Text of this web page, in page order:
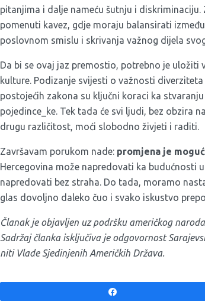
pitanjima i dalje nameću šutnju i
pomenuti kavez, gdje moraju balansirati
poslovnom smislu i skrivanja važnog dijela
Da bi se ovaj jaz premostio, potrebno je
kulture. Podizanje svijesti o važnosti
postojećih zakona su ključni koraci ka
pojedince_ke. Tek tada će svi ljudi, bez obzira
drugu različitost, moći slobodno živjeti i raditi.
Završavam porukom nade: promjena je
Hercegovina može napredovati ka budućnosti
napredovati bez straha. Do tada, moramo
glas dovoljno daleko čuo i svako iskustvo
Članak je objavljen uz podršku američkog
Sadržaj članka isključiva je odgovornost
niti Vlade Sjedinjenih Američkih Država.